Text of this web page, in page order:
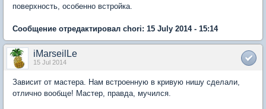
поверхность, особенно встройка.
Сообщение отредактировал chori: 15 July 2014 - 15:14
iMarseilLe
15 Jul 2014
Зависит от мастера. Нам встроенную в кривую нишу сделали,
отлично вообще! Мастер, правда, мучился.